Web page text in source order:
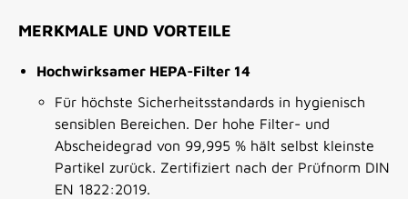
MERKMALE UND VORTEILE
Hochwirksamer HEPA-Filter 14
Für höchste Sicherheitsstandards in hygienisch
sensiblen Bereichen. Der hohe Filter- und
Abscheidegrad von 99,995 % hält selbst kleinste
Partikel zurück. Zertifiziert nach der Prüfnorm DIN
EN 1822:2019.